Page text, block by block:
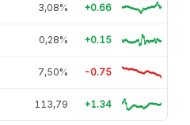
3,08% +0.66
0,28% +0.15
7,50% -0.75
113,79 +1.34